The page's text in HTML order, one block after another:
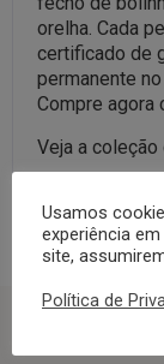
orelha. Cada
certificado de
permanente
Compre agora
Veja a coleção
Usamos
experiência
site,
Política de